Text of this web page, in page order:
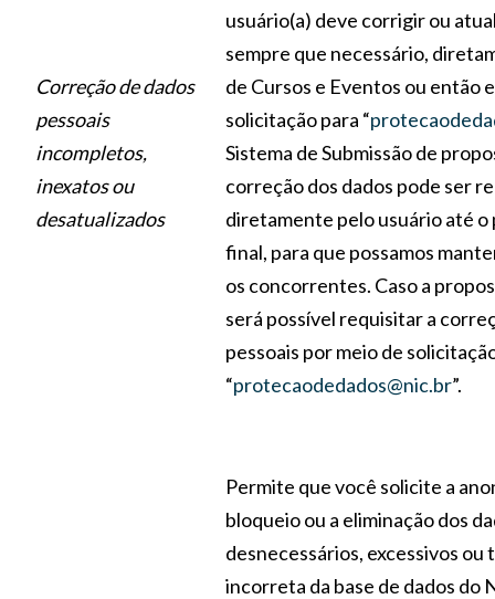
Correção de dados
pessoais
incompletos,
inexatos ou
desatualizados
usuário(a) deve corrigir ou
sempre que necessário,
de Cursos e Eventos ou então
solicitação para “
Sistema de Submissão de
correção dos dados pode ser
diretamente pelo usuário até o
final, para que possamos
os concorrentes. Caso a
será possível requisitar a
pessoais por meio de
“protecaodedados@nic.br”.
Permite que você solicite a
bloqueio ou a eliminação dos
desnecessários, excessivos
incorreta da base de dados do